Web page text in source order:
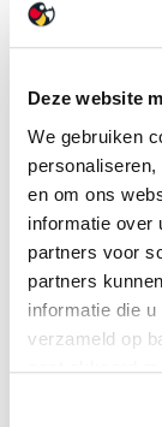
Deze website
We gebruiken
en om ons
informatie over
partners voor
partners
informatie die
verzameld op
gaat akkoord